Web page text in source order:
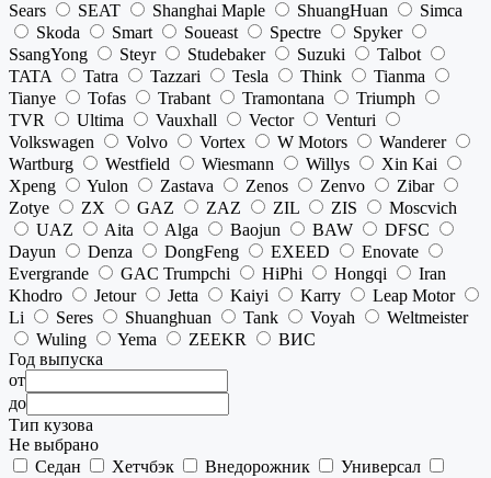
Sears
SEAT Shanghai Maple ShuangHuan
Simca
Skoda
Smart Soueast Spectre
Spyker
SsangYong
Steyr Studebaker Suzuki
Talbot
TATA
Tatra Tazzari Tesla Think
Tianma
Tianye
Tofas Trabant Tramontana
Triumph
TVR
Ultima Vauxhall Vector
Venturi
Volkswagen
Volvo Vortex W Motors
Wanderer
Wartburg
Westfield Wiesmann Willys
Xin Kai
Xpeng
Yulon Zastava Zenos Zenvo
Zibar
Zotye
ZX GAZ ZAZ ZIL ZIS
Moscvich
UAZ
Aita Alga Baojun BAW
DFSC
Dayun
Denza DongFeng EXEED
Enovate
Evergrande
GAC Trumpchi HiPhi Hongqi
Iran
Khodro
Jetour Jetta Kaiyi Karry
Leap Motor
Li
Seres Shuanghuan Tank Voyah
Weltmeister
Wuling
Yema ZEEKR
ВИС
Год выпуска
от
до
Тип кузова
Не выбрано
Седан
Хетчбэк Внедорожник
Универсал